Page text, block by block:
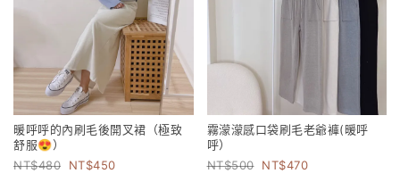
暖呼呼的內刷毛後開叉裙（極致
舒服😍）
480
450
霧濛濛感口袋刷毛老爺褲(暖呼
呼）
500
470